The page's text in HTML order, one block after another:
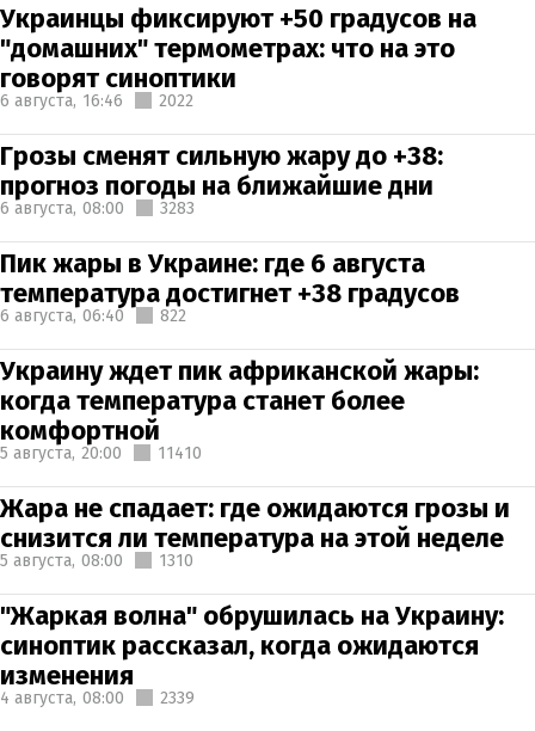
Украинцы фиксируют +50 градусов на
"домашних" термометрах: что на это
говорят синоптики
6 августа, 16:46 2022
Грозы сменят сильную жару до +38:
прогноз погоды на ближайшие дни
6 августа, 08:00 3283
Пик жары в Украине: где 6 августа
температура достигнет +38 градусов
6 августа, 06:40 822
Украину ждет пик африканской жары:
когда температура станет более
комфортной
5 августа, 20:00 11410
Жара не спадает: где ожидаются грозы и
снизится ли температура на этой неделе
5 августа, 08:00 1310
"Жаркая волна" обрушилась на Украину:
синоптик рассказал, когда ожидаются
изменения
4 августа, 08:00 2339